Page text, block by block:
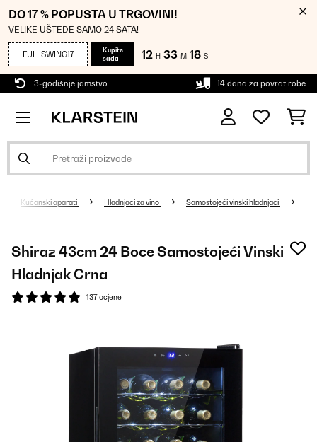
DO 17 % POPUSTA U TRGOVINI!
VELIKE UŠTEDE SAMO 24 SATA!
FULLSWING17
Kupite
sada
12 H 33 M 17 S
3-godišnje jamstvo 14 dana za povrat robe
Kućanski aparati Hladnjaci za vino Samostojeći vinski hladnjaci
Shiraz 43cm 24 Boce Samostojeći Vinski
Hladnjak Crna
137 ocjene